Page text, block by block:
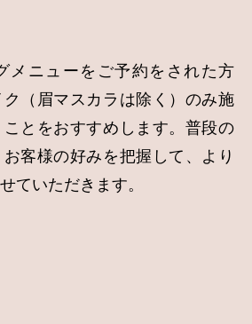
ニューをご予約をされた方
（眉マスカラは除く）のみ施
ことをおすすめします。普段の
客様の好みを把握して、より
ていただきます。